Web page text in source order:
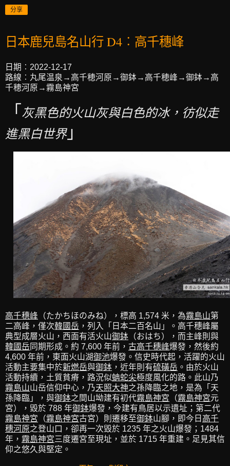
分享
日本鹿兒島名山行 D4︰高千穗峰
日期︰2022-12-17
路線︰丸尾温泉→高千穂河原→御鉢→高千穂峰→御鉢→高
千穂河原→霧島神宮
「 灰黑色的火山灰與白色的冰，彷似走
進黑白世界」
高千穗峰 （たかちほのみね），標高 1,574 米，為霧島山第
二高峰，僅次韓國岳 ，列入「日本二百名山」。高千穗峰屬
典型成層火山，西面有活火山御鉢 （おはち），而主峰則與
韓國岳 同期形成。約 7,600 年前， 古高千穗峰爆發，然後約
4,600 年前，東面火山湖御池爆發。信史時代起，活躍的火山
活動主要集中於新燃岳與御鉢 ，近年則有硫磺岳 。由於火山
活動持續，土質貧瘠，路況似蚺蛇尖極度風化的路。此山乃
霧島山山岳信仰中心，乃天照大神之孫降臨之地，是為「天
孫降臨」，與御鉢之間山坳建有初代霧島神宮 （霧島神宮元
宮），毀於 788 年御鉢爆發，今建有鳥居以示遺址；第二代
霧島神宮 （霧島神宮古宮）則遷移至御鉢山腳，即今日 高千
穗河原之登山口，卻再一次毀於 1235 年之火山爆發；1484
年， 霧島神宮三度遷宮至現址，並於 1715 年重建。足見其信
仰之悠久與堅定。